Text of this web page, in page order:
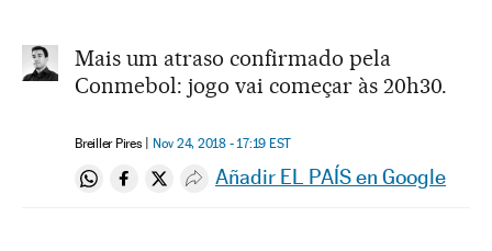
Mais um atraso confirmado pela
Conmebol: jogo vai começar às 20h30.
Breiller Pires Nov 24, 2018 - 17:19 EST
Compartir en Whatsapp
Compartir en Facebook
Compartir en Twitter
Desplegar Redes Sociales
Añadir EL PAÍS en Google